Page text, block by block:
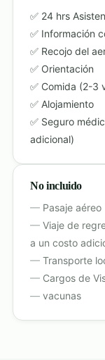
24 hrs
Información
Recojo del
Orientación
Comida (2-3
Alojamiento
Seguro
adicional)
No incluido
Pasaje aéreo
Viaje de
a un costo
Transporte
Cargos de
vacunas